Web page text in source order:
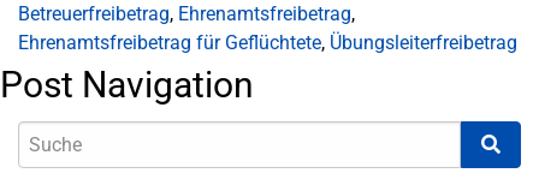
Betreuerfreibetrag, Ehrenamtsfreibetrag,
Ehrenamtsfreibetrag für Geflüchtete, Übungsleiterfreibetrag
Post Navigation